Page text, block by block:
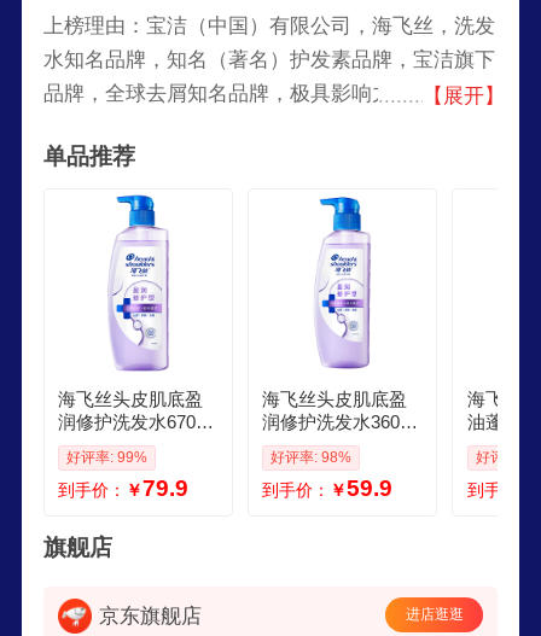
上榜理由：宝洁（中国）有限公司，海飞丝，洗发
水知名品牌，知名（著名）护发素品牌，宝洁旗下
品牌，全球去屑知名品牌，极具影响力品牌，世界
【展开】
单品推荐
海飞丝头皮肌底盈
润修护洗发水670g
补水去屑洗头膏赠2
小时家政
好评率: 99%
到手价： ￥79.9
海飞丝头皮肌底盈
润修护洗发水360g
男士女士补水去屑
赠2小时家政
好评率: 98%
到手价： ￥59.9
海飞丝
油蓬松
水回购
去屑洗
好评率:
到手价：
旗舰店
京东旗舰店 进店逛逛